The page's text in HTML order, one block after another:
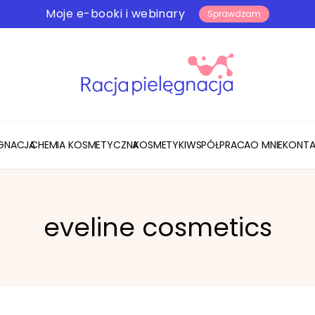
Moje e-booki i webinary Sprawdzam
CHEMIA KOSMETYCZNAKOSMETYKIWSPÓŁPRACAO MNIE
eveline cosmetics